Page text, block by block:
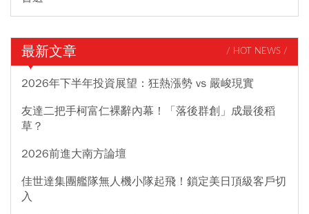
最新文章 / HOT NEWS /
2026年下半年投資展望：狂熱漲勢 vs 嚴峻現實
友達二把手柯富仁裸辭內幕！「落後群創」成最後稻
草？
2026前進大南方論壇
佳世達集團艦隊無人機小隊起飛！鎖定美日頂級客戶切
入